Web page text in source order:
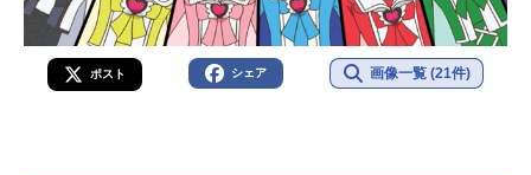
ポスト シェア 画像一覧 (21件)